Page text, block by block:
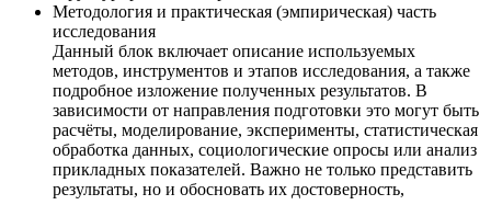
Методология и практическая (эмпирическая) часть
исследования
Данный блок включает описание используемых
методов, инструментов и этапов исследования, а также
подробное изложение полученных результатов. В
зависимости от направления подготовки это могут быть
расчёты, моделирование, эксперименты, статистическая
обработка данных, социологические опросы или анализ
прикладных показателей. Важно не только представить
результаты, но и обосновать их достоверность,